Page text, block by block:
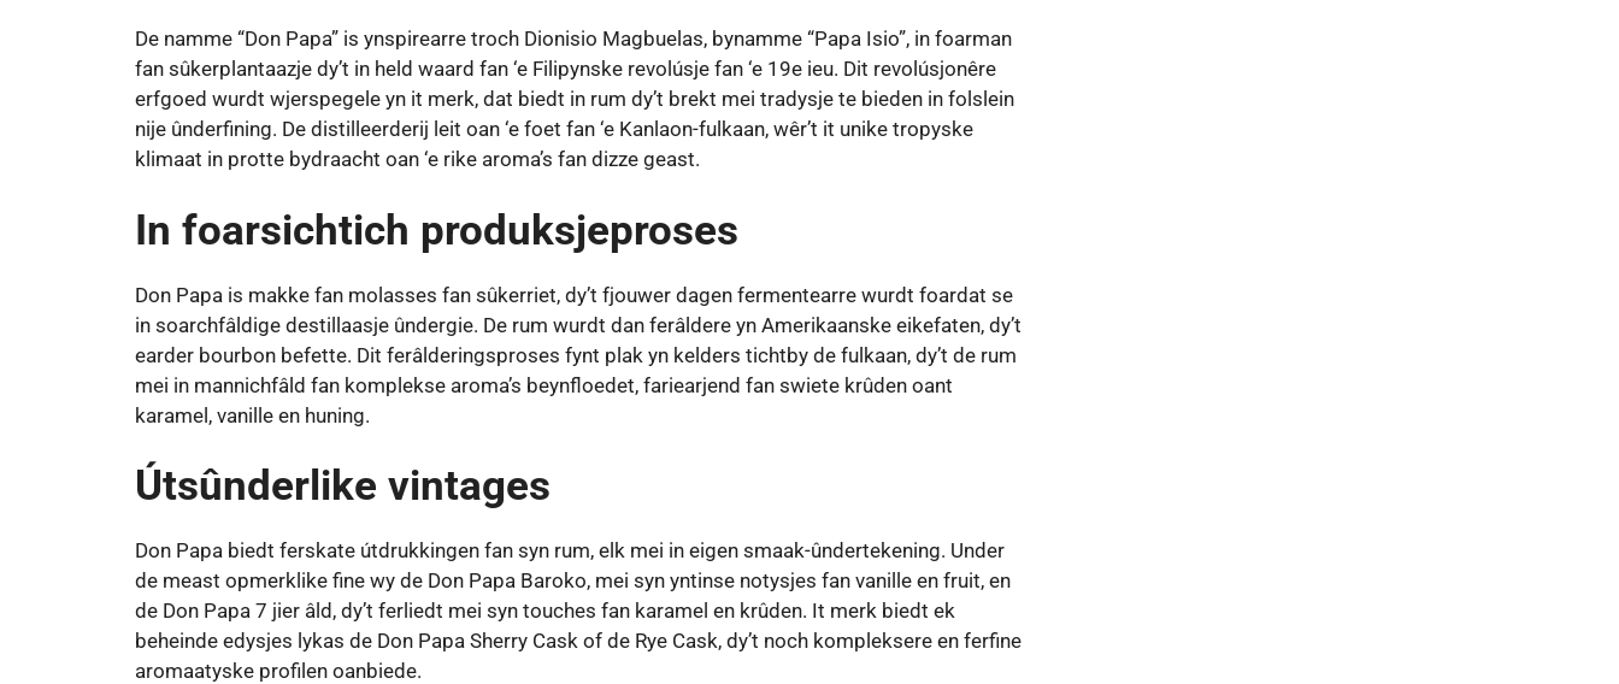
De namme “Don Papa” is ynspirearre troch Dionisio Magbuelas, bynamme “Papa Isio”, in foarman
fan sûkerplantaazje dy’t in held waard fan ‘e Filipynske revolúsje fan ‘e 19e ieu. Dit revolúsjonêre
erfgoed wurdt wjerspegele yn it merk, dat biedt in rum dy’t brekt mei tradysje te bieden in folslein
nije ûnderfining. De distilleerderij leit oan ‘e foet fan ‘e Kanlaon-fulkaan, wêr’t it unike tropyske
klimaat in protte bydraacht oan ‘e rike aroma’s fan dizze geast.
In foarsichtich produksjeproses
Don Papa is makke fan molasses fan sûkerriet, dy’t fjouwer dagen fermentearre wurdt foardat se
in soarchfâldige destillaasje ûndergie. De rum wurdt dan ferâldere yn Amerikaanske eikefaten, dy’t
earder bourbon befette. Dit ferâlderingsproses fynt plak yn kelders tichtby de fulkaan, dy’t de rum
mei in mannichfâld fan komplekse aroma’s beynfloedet, fariearjend fan swiete krûden oant
karamel, vanille en huning.
Útsûnderlike vintages
Don Papa biedt ferskate útdrukkingen fan syn rum, elk mei in eigen smaak-ûndertekening. Under
de meast opmerklike fine wy ​​de Don Papa Baroko, mei syn yntinse notysjes fan vanille en fruit, en
de Don Papa 7 jier âld, dy’t ferliedt mei syn touches fan karamel en krûden. It merk biedt ek
beheinde edysjes lykas de Don Papa Sherry Cask of de Rye Cask, dy’t noch kompleksere en ferfine
aromaatyske profilen oanbiede.